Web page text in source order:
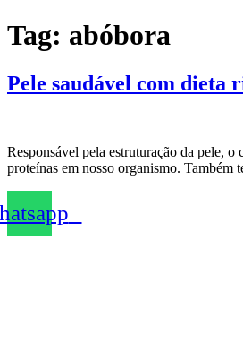
Ir
para
conteúdo
Tag: abóbora
Pele saudável com dieta
Responsável pela estruturação da pele,
proteínas em nosso organismo.